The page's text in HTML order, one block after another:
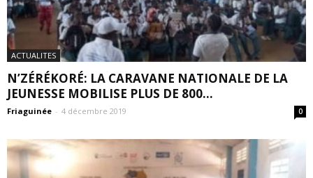
ACTUALITES
N’ZÉRÉKORÉ: LA CARAVANE NATIONALE DE LA
JEUNESSE MOBILISE PLUS DE 800...
Friaguinée - 4 décembre 2019 0